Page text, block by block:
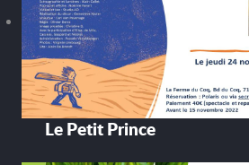
Le Petit Prince